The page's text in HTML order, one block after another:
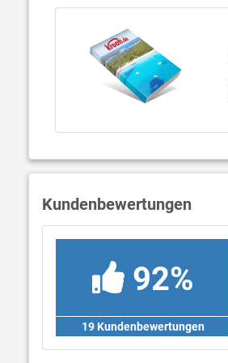
Kundenbewertungen
92%
19 Kundenbewertungen